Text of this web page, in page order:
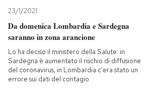
Cultura
Economia
Sport
PODCAST
23/1/2021
Da domenica Lombardia e Sardegna
saranno in zona arancione
Lo ha deciso il ministero della Salute: in
Sardegna è aumentato il rischio di diffusione
del coronavirus, in Lombardia c'era stato un
errore sui dati del contagio